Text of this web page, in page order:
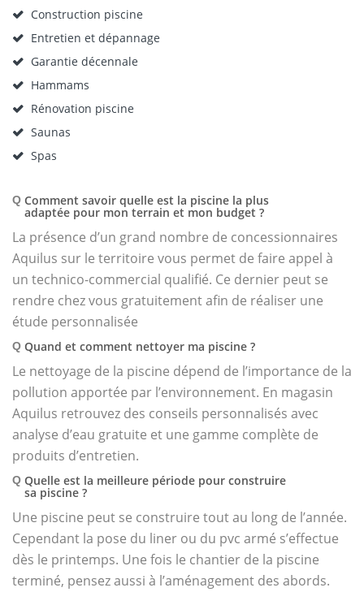
Construction piscine
Entretien et dépannage
Garantie décennale
Hammams
Rénovation piscine
Saunas
Spas
Q Comment savoir quelle est la piscine la plus
adaptée pour mon terrain et mon budget ?
La présence d’un grand nombre de concessionnaires
Aquilus sur le territoire vous permet de faire appel à
un technico-commercial qualifié. Ce dernier peut se
rendre chez vous gratuitement afin de réaliser une
étude personnalisée
Q Quand et comment nettoyer ma piscine ?
Le nettoyage de la piscine dépend de l’importance de la
pollution apportée par l’environnement. En magasin
Aquilus retrouvez des conseils personnalisés avec
analyse d’eau gratuite et une gamme complète de
produits d’entretien.
Q Quelle est la meilleure période pour construire
sa piscine ?
Une piscine peut se construire tout au long de l’année.
Cependant la pose du liner ou du pvc armé s’effectue
dès le printemps. Une fois le chantier de la piscine
terminé, pensez aussi à l’aménagement des abords.